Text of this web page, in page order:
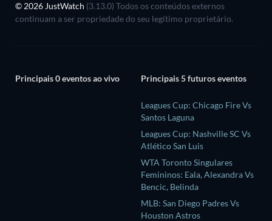
© 2026 JustWatch (3.13.0) Todos os conteúdos externos
continuam a ser propriedade do seu legítimo proprietário.
Principais 0 eventos ao vivo Principais 5 futuros eventos
Leagues Cup: Chicago Fire Vs
Santos Laguna
Leagues Cup: Nashville SC Vs
Atlético San Luis
WTA Toronto Singulares
Femininos: Eala, Alexandra Vs
Bencic, Belinda
MLB: San Diego Padres Vs
Houston Astros